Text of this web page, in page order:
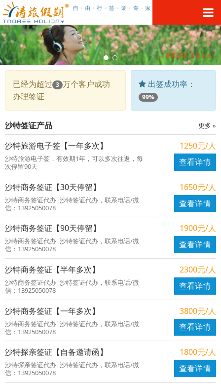
已经为超过 3 万个客户成功
办理签证
出签成功率：
99%
沙特签证产品 更多 »
沙特旅游电子签【一年多次】
沙特旅游电子签，有效期1年，可以多次往返，每
次停留90天
1250元/人
查看详情
沙特商务签证【30天停留】
沙特商务签证代办|沙特签证代办，联系电话/微
信：13925050078
1650元/人
查看详情
沙特商务签证【90天停留】
沙特商务签证代办|沙特签证代办，联系电话/微
信：13925050078
1900元/人
查看详情
沙特商务签证【半年多次】
沙特商务签证代办|沙特签证代办，联系电话/微
信：13925050078
2300元/人
查看详情
沙特商务签证【一年多次】
沙特商务签证代办|沙特签证代办，联系电话/微
信：13925050078
3800元/人
查看详情
沙特探亲签证【自备邀请函】
沙特探亲签证代办|沙特签证代办，联系电话/微
信：13925050078
1800元/人
查看详情